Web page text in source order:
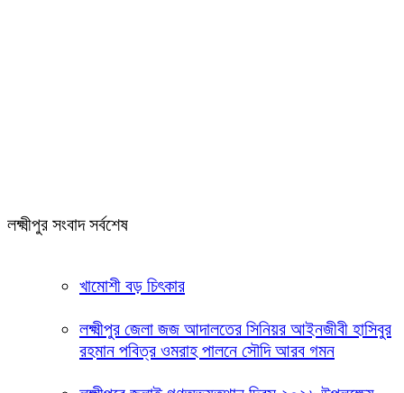
লক্ষ্মীপুর সংবাদ সর্বশেষ
খামোশী বড় চিৎকার
লক্ষ্মীপুর জেলা জজ আদালতের সিনিয়র আইনজীবী হাসিবুর
রহমান পবিত্র ওমরাহ পালনে সৌদি আরব গমন